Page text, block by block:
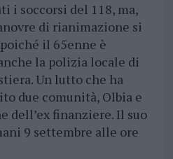
i soccorsi del 118, ma,
di rianimazione si
il 65enne è
la polizia locale di
Un lutto che ha
due comunità, Olbia e
dell’ex finanziere. Il suo
9 settembre alle ore